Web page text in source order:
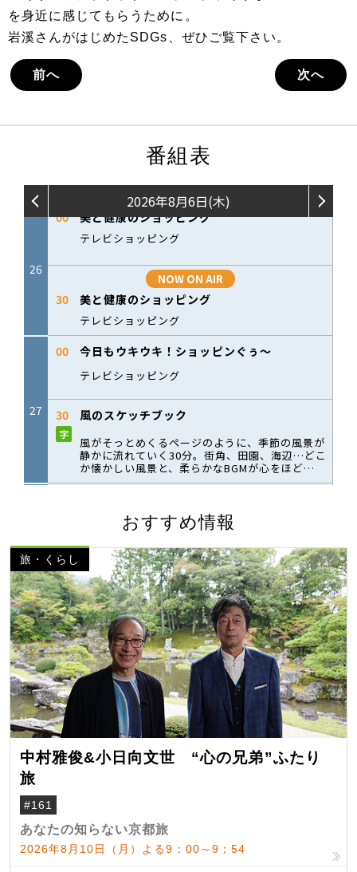
を身近に感じてもらうために。
岩溪さんがはじめたSDGs、ぜひご覧下さい。
前へ 次へ
番組表
おすすめ情報
旅・くらし
中村雅俊&小日向文世 “心の兄弟”ふたり
旅
#161
あなたの知らない京都旅
2026年8月10日（月）よる9：00～9：54